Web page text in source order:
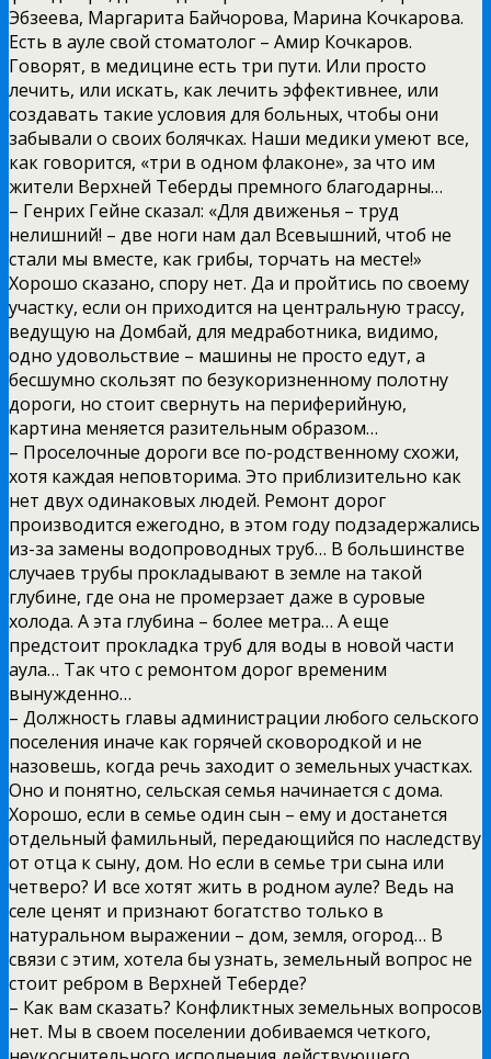
Эбзеева, Маргарита Байчорова, Марина Кочкарова.
Есть в ауле свой стоматолог – Амир Кочкаров.
Говорят, в медицине есть три пути. Или просто
лечить, или искать, как лечить эффективнее, или
создавать такие условия для больных, чтобы они
забывали о своих болячках. Наши медики умеют все,
как говорится, «три в одном флаконе», за что им
жители Верхней Теберды премного благодарны…
– Генрих Гейне сказал: «Для движенья – труд
нелишний! – две ноги нам дал Всевышний, чтоб не
стали мы вместе, как грибы, торчать на месте!»
Хорошо сказано, спору нет. Да и пройтись по своему
участку, если он приходится на центральную трассу,
ведущую на Домбай, для медработника, видимо,
одно удовольствие – машины не просто едут, а
бесшумно скользят по безукоризненному полотну
дороги, но стоит свернуть на периферийную,
картина меняется разительным образом…
– Проселочные дороги все по-родственному схожи,
хотя каждая неповторима. Это приблизительно как
нет двух одинаковых людей. Ремонт дорог
производится ежегодно, в этом году подзадержались
из-за замены водопроводных труб… В большинстве
случаев трубы прокладывают в земле на такой
глубине, где она не промерзает даже в суровые
холода. А эта глубина – более метра… А еще
предстоит прокладка труб для воды в новой части
аула… Так что с ремонтом дорог временим
вынужденно…
– Должность главы администрации любого сельского
поселения иначе как горячей сковородкой и не
назовешь, когда речь заходит о земельных участках.
Оно и понятно, сельская семья начинается с дома.
Хорошо, если в семье один сын – ему и достанется
отдельный фамильный, передающийся по наследству
от отца к сыну, дом. Но если в семье три сына или
четверо? И все хотят жить в родном ауле? Ведь на
селе ценят и признают богатство только в
натуральном выражении – дом, земля, огород… В
связи с этим, хотела бы узнать, земельный вопрос не
стоит ребром в Верхней Теберде?
– Как вам сказать? Конфликтных земельных вопросов
нет. Мы в своем поселении добиваемся четкого,